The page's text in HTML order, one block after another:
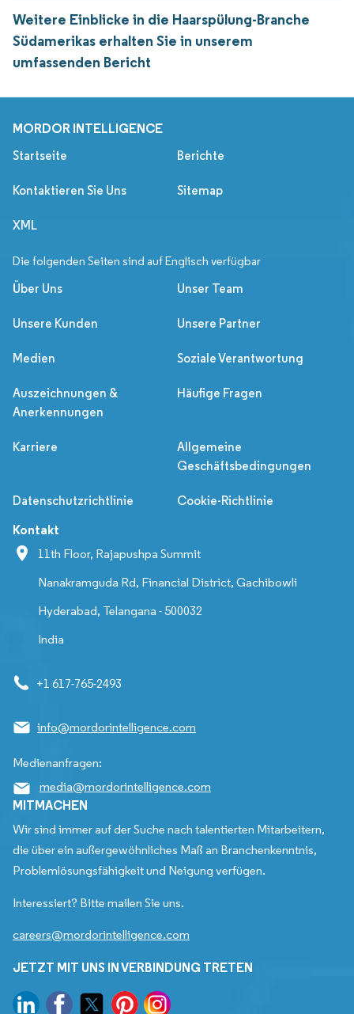
Weitere Einblicke in die Haarspülung-Branche
Südamerikas erhalten Sie in unserem
umfassenden Bericht
MORDOR INTELLIGENCE
Startseite Berichte
Kontaktieren Sie Uns Sitemap
XML
Die folgenden Seiten sind auf Englisch verfügbar
Über Uns Unser Team
Unsere Kunden Unsere Partner
Medien Soziale Verantwortung
Auszeichnungen &
Anerkennungen
Häufige Fragen
Karriere
Allgemeine
Geschäftsbedingungen
Datenschutzrichtlinie Cookie-Richtlinie
Kontakt
11th Floor, Rajapushpa Summit
Nanakramguda Rd, Financial District, Gachibowli
Hyderabad, Telangana - 500032
India
+1 617-765-2493
info@mordorintelligence.com
Medienanfragen:
media@mordorintelligence.com
MITMACHEN
Wir sind immer auf der Suche nach talentierten Mitarbeitern,
die über ein außergewöhnliches Maß an Branchenkenntnis,
Problemlösungsfähigkeit und Neigung verfügen.
Interessiert? Bitte mailen Sie uns.
careers@mordorintelligence.com
JETZT MIT UNS IN VERBINDUNG TRETEN